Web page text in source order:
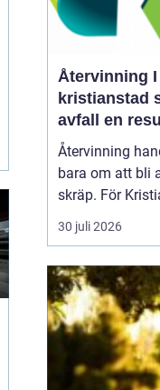
Återvinning I
kristianstad så blir
avfall en
Återvinning
bara om att bli
skräp. För
är smart
avfallshantering
trygghet och
utveckling.
tydliga rutiner,
lättillgängliga
och
30 juli 2026